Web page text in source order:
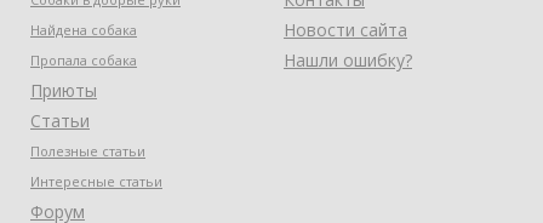
Найдена собака
Пропала собака
Приюты
Статьи
Полезные статьи
Интересные статьи
Форум
Новости сайта
Нашли ошибку?